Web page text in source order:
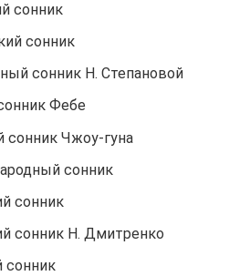
сонник
сонник
сонник Н. Степановой
Фебе
сонник Чжоу-гуна
сонник
сонник
сонник Н. Дмитренко